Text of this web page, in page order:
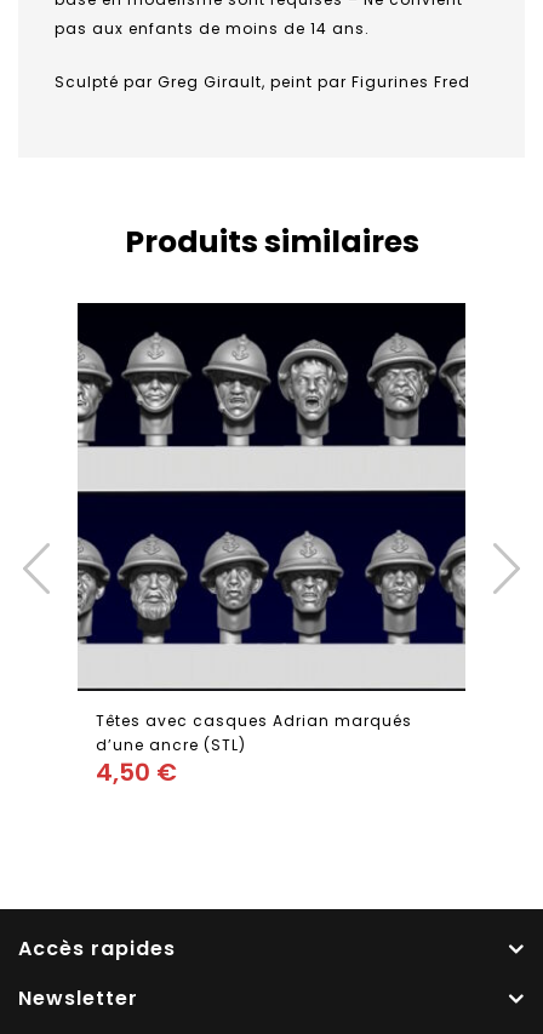
pas aux enfants de moins de 14 ans.
Sculpté par Greg Girault, peint par Figurines Fred
Produits similaires
Têtes avec casques Adrian marqués
d’une ancre (STL)
4,50 €
Accès rapides
Newsletter